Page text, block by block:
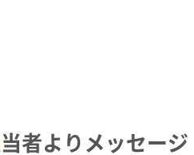
当者よりメッセージ